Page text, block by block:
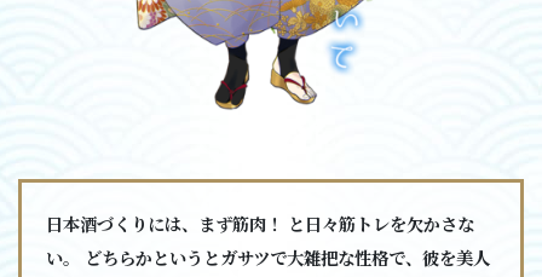
日本酒づくりには、まず筋肉！ と日々筋トレを欠かさな
い。 どちらかというとガサツで大雑把な性格で、彼を美人